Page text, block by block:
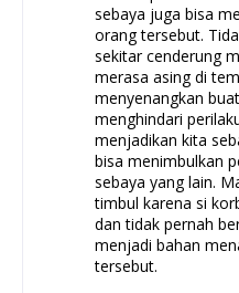
sebaya juga bisa
orang tersebut.
sekitar cenderung
merasa asing di
menyenangkan
menghindari
menjadikan kita
bisa menimbulkan
sebaya yang lain.
timbul karena si
dan tidak pernah
menjadi bahan
tersebut.